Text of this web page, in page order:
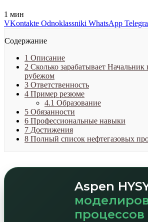
1 мин
VKontakte Odnoklassniki WhatsApp
Содержание
1 Описание
2 Сколько зарабатывает Начальник
рубежом
3 Ответственность
4 Пример резюме
4.1 Образование
5 Обязанности
6 Профессиональные навыки
7 Достижения
8 Полный список нефтегазовых
Aspen
процессов